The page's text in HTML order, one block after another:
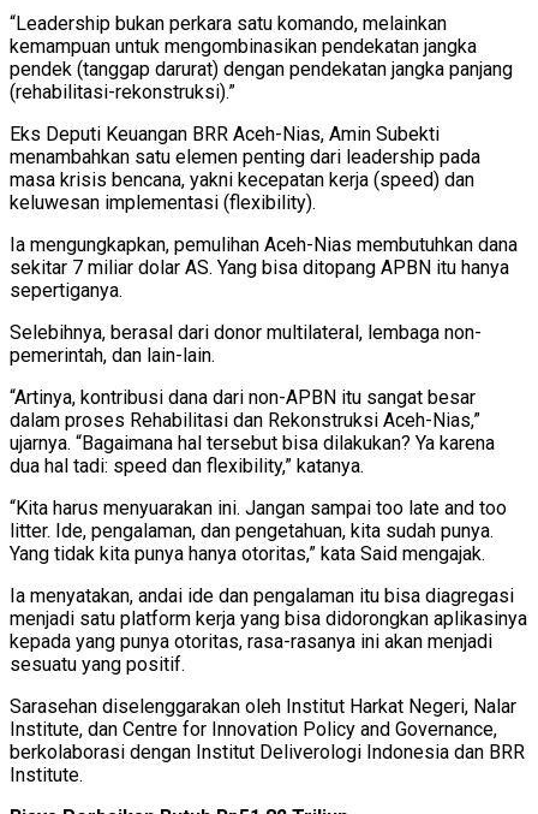
“Leadership bukan perkara satu komando, melainkan
kemampuan untuk mengombinasikan pendekatan jangka
pendek (tanggap darurat) dengan pendekatan jangka panjang
(rehabilitasi-rekonstruksi).”
Eks Deputi Keuangan BRR Aceh-Nias, Amin Subekti
menambahkan satu elemen penting dari leadership pada
masa krisis bencana, yakni kecepatan kerja (speed) dan
keluwesan implementasi (flexibility).
Ia mengungkapkan, pemulihan Aceh-Nias membutuhkan dana
sekitar 7 miliar dolar AS. Yang bisa ditopang APBN itu hanya
sepertiganya.
Selebihnya, berasal dari donor multilateral, lembaga non-
pemerintah, dan lain-lain.
“Artinya, kontribusi dana dari non-APBN itu sangat besar
dalam proses Rehabilitasi dan Rekonstruksi Aceh-Nias,”
ujarnya. “Bagaimana hal tersebut bisa dilakukan? Ya karena
dua hal tadi: speed dan flexibility,” katanya.
“Kita harus menyuarakan ini. Jangan sampai too late and too
litter. Ide, pengalaman, dan pengetahuan, kita sudah punya.
Yang tidak kita punya hanya otoritas,” kata Said mengajak.
Ia menyatakan, andai ide dan pengalaman itu bisa diagregasi
menjadi satu platform kerja yang bisa didorongkan aplikasinya
kepada yang punya otoritas, rasa-rasanya ini akan menjadi
sesuatu yang positif.
Sarasehan diselenggarakan oleh Institut Harkat Negeri, Nalar
Institute, dan Centre for Innovation Policy and Governance,
berkolaborasi dengan Institut Deliverologi Indonesia dan BRR
Institute.